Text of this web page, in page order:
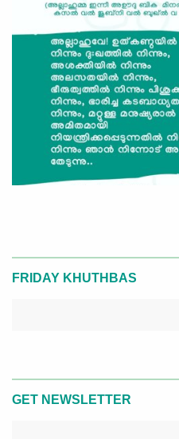
FRIDAY KHUTHBAS
GET NEWSLETTER